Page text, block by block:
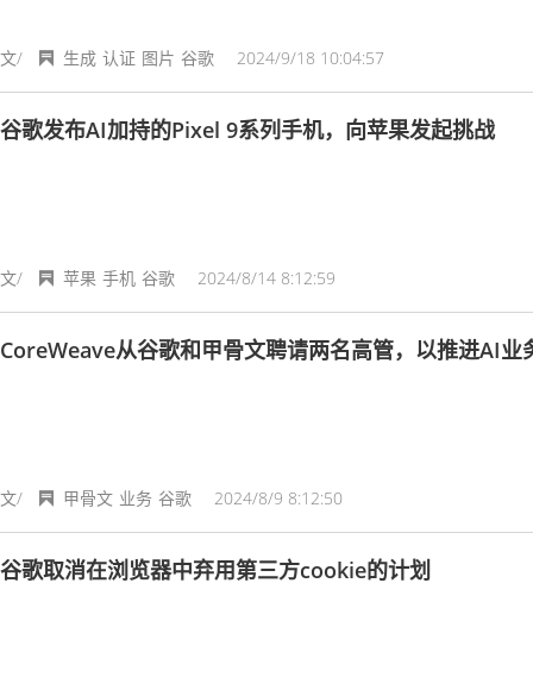
文/ 2024/9/18 10:04:57
生成 认证 图片 谷歌
谷歌发布AI加持的Pixel 9系列手机，向苹果发起挑战
文/ 2024/8/14 8:12:59
苹果 手机 谷歌
CoreWeave从谷歌和甲骨文聘请两名高管，以推进AI业
文/ 2024/8/9 8:12:50
甲骨文 业务 谷歌
谷歌取消在浏览器中弃用第三方cookie的计划